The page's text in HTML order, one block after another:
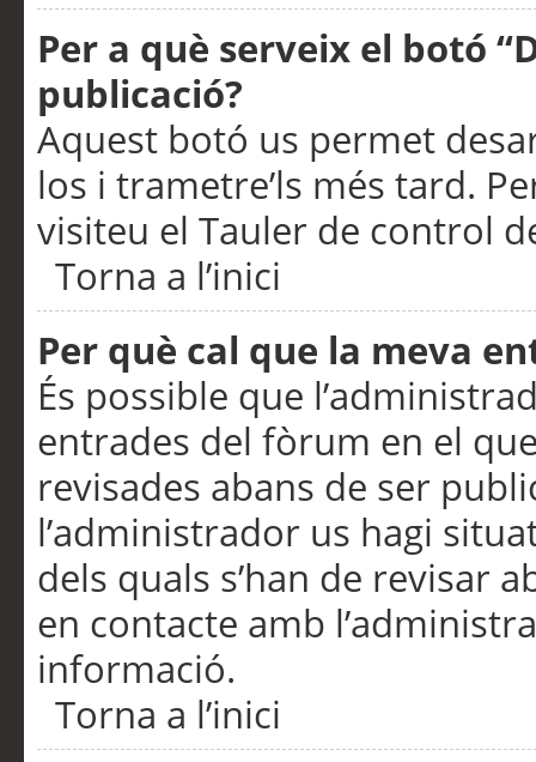
Per a què serveix el botó
publicació?
Aquest botó us permet
los i trametre’ls més tard.
visiteu el Tauler de control
Torna a l’inici
Per què cal que la meva
És possible que
entrades del fòrum en el
revisades abans de ser
l’administrador us hagi
dels quals s’han de revisar
en contacte amb
informació.
Torna a l’inici